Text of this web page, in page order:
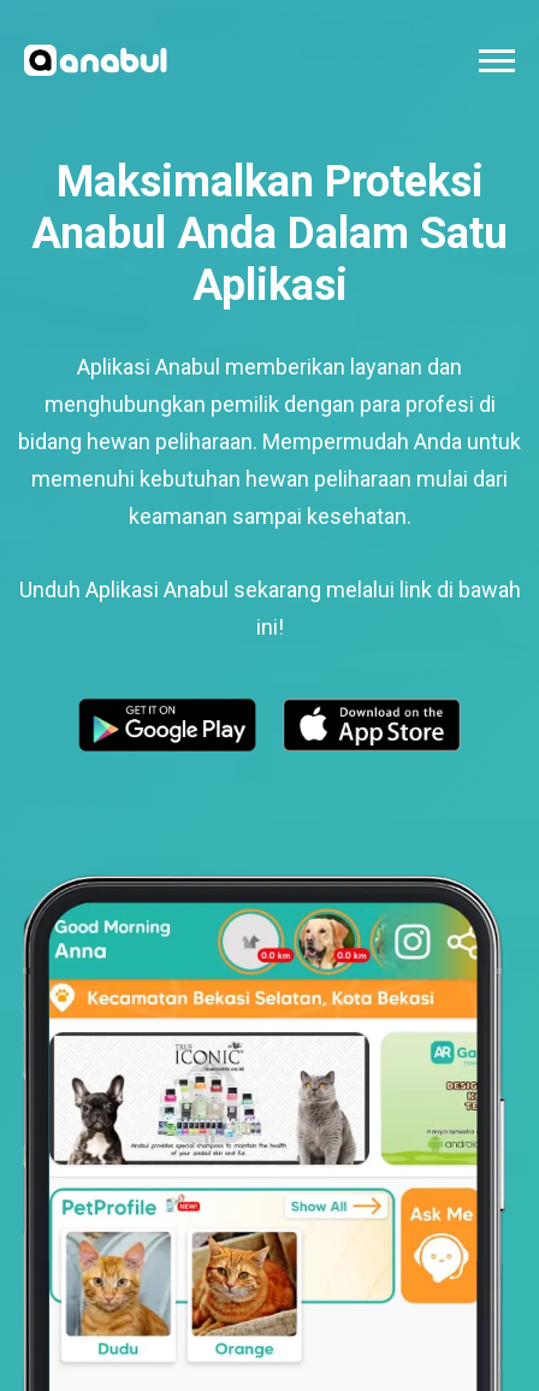
Maksimalkan Proteksi
Anabul Anda Dalam Satu
Aplikasi
Aplikasi Anabul memberikan layanan dan
menghubungkan pemilik dengan para profesi di
bidang hewan peliharaan. Mempermudah Anda untuk
memenuhi kebutuhan hewan peliharaan mulai dari
keamanan sampai kesehatan.
Unduh Aplikasi Anabul sekarang melalui link di bawah
ini!